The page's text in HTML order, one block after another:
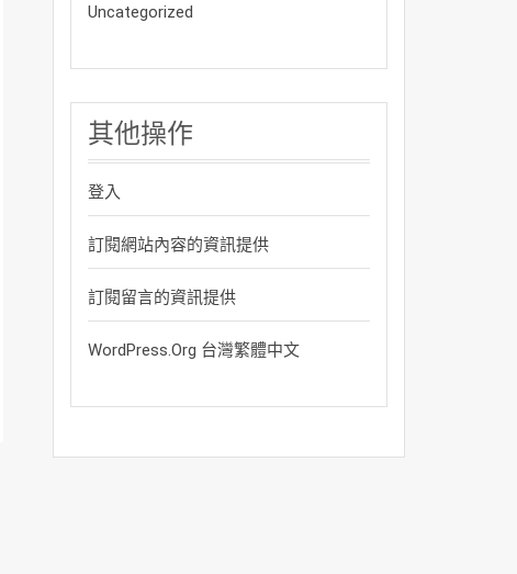
Uncategorized
其他操作
登入
訂閱網站內容的資訊提供
訂閱留言的資訊提供
WordPress.org 台灣繁體中文